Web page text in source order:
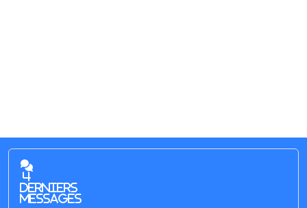
4
derniers
messages